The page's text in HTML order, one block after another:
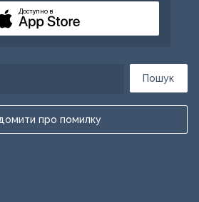
Пошук
про помилку
Доступно в